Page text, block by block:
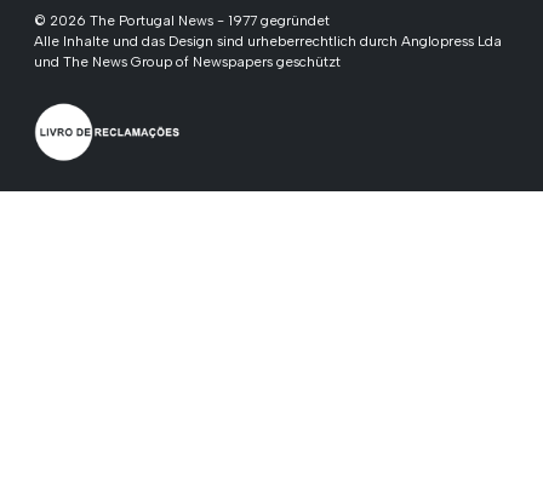
© 2026 The Portugal News - 1977 gegründet
Alle Inhalte und das Design sind urheberrechtlich durch Anglopress Lda
und The News Group of Newspapers geschützt